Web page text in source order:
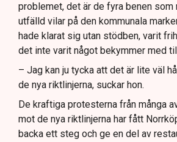
problemet, det är de fyra benen som
utfälld vilar på den kommunala
hade klarat sig utan stödben, varit
det inte varit något bekymmer med
– Jag kan ju tycka att det är lite väl
de nya riktlinjerna, suckar hon.
De kraftiga protesterna från många
mot de nya riktlinjerna har fått
backa ett steg och ge en del av